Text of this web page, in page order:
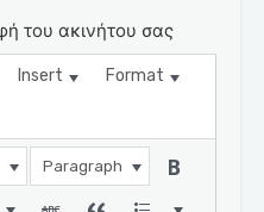
του ακινήτου σας
Insert Format
Paragraph